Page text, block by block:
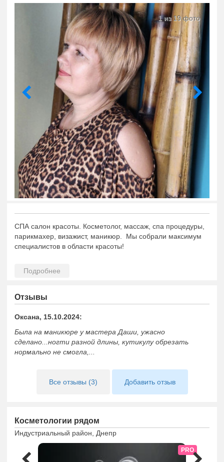
1 из 19 фото
СПА салон красоты. Косметолог, массаж, спа процедуры,
парикмахер, визажист, маникюр. Мы собрали максимум
специалистов в области красоты!
Отзывы
Оксана, 15.10.2024:
Была на маникюре у мастера Даши, ужасно
сделано...ногти разной длины, кутикулу обрезать
нормально не смогла,...
Все отзывы (3) Добавить отзыв
Косметологии рядом
Индустриальный район, Днепр
PRO